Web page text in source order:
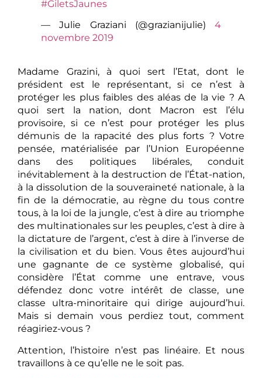
#GiletsJaunes
— Julie Graziani (@grazianijulie) 4
novembre 2019
Madame Grazini, à quoi sert l’Etat, dont le
président est le représentant, si ce n’est à
protéger les plus faibles des aléas de la vie ? A
quoi sert la nation, dont Macron est l’élu
provisoire, si ce n’est pour protéger les plus
démunis de la rapacité des plus forts ? Votre
pensée, matérialisée par l’Union Européenne
dans des politiques libérales, conduit
inévitablement à la destruction de l’État-nation,
à la dissolution de la souveraineté nationale, à la
fin de la démocratie, au règne du tous contre
tous, à la loi de la jungle, c’est à dire au triomphe
des multinationales sur les peuples, c’est à dire à
la dictature de l’argent, c’est à dire à l’inverse de
la civilisation et du bien. Vous êtes aujourd’hui
une gagnante de ce système globalisé, qui
considère l’État comme une entrave, vous
défendez donc votre intérêt de classe, une
classe ultra-minoritaire qui dirige aujourd’hui.
Mais si demain vous perdiez tout, comment
réagiriez-vous ?
Attention, l’histoire n’est pas linéaire. Et nous
travaillons à ce qu’elle ne le soit pas.